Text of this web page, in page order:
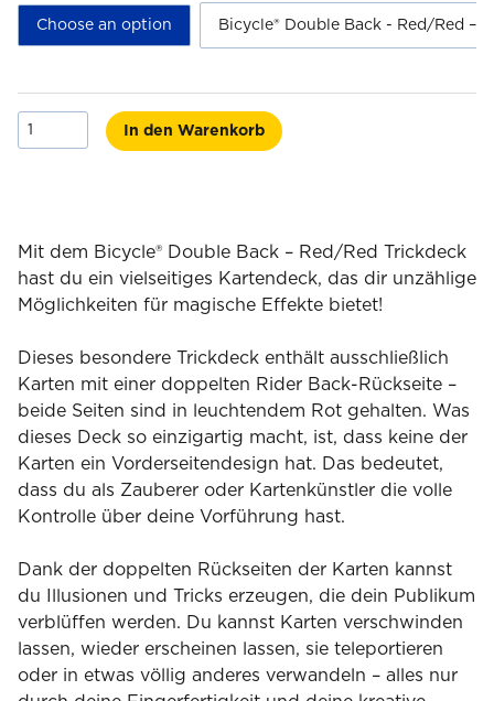
Choose an option Bicycle® Double Back - Red/Red –
Bicycle®
Double
In den Warenkorb
Mit dem Bicycle® Double Back – Red/Red Trickdeck
hast du ein vielseitiges Kartendeck, das dir unzählige
Möglichkeiten für magische Effekte bietet!
Dieses besondere Trickdeck enthält ausschließlich
Karten mit einer doppelten Rider Back-Rückseite –
beide Seiten sind in leuchtendem Rot gehalten. Was
dieses Deck so einzigartig macht, ist, dass keine der
Karten ein Vorderseitendesign hat. Das bedeutet,
dass du als Zauberer oder Kartenkünstler die volle
Kontrolle über deine Vorführung hast.
Dank der doppelten Rückseiten der Karten kannst
du Illusionen und Tricks erzeugen, die dein Publikum
verblüffen werden. Du kannst Karten verschwinden
lassen, wieder erscheinen lassen, sie teleportieren
oder in etwas völlig anderes verwandeln – alles nur